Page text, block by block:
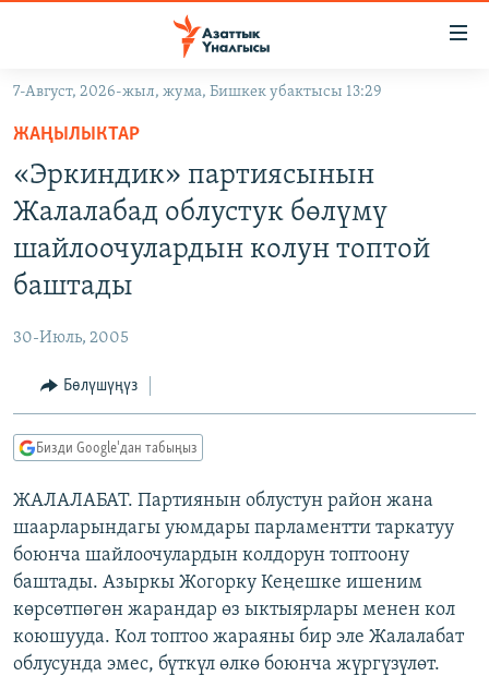
Навигацияга
өтүңүз
Издөөгө
салыңызКЫРГЫЗСТАН
САЯСАТ
ДҮЙНӨ
ДҮЙНӨ
УКРАИНА
АТАЙЫН ИЛИКТӨӨ
ЭКСПЕРТТЕР ТАЛДАЙТ
БИЗ ЖАНА ДҮЙНӨ
ЭЖЕ-СИҢДИЛЕР
АЗАТТЫК+
ЫҢГАЙСЫЗ СУРООЛОР
ПОДКАСТ
ӨЗГӨЧӨ ПИКИР
Русский
ОНЛАЙН ШЕРИНЕ
ЭЕ/АРнун бардык сайттары
7-Август, 2026-жыл, жума, Бишкек убактысы 13:29
ЖАҢЫЛЫКТАР
«Эркиндик» партиясынын
Жалалабад облустук бөлүмү
шайлоочулардын колун топтой
баштады
30-Июль, 2005
Бөлүшүңүз
Бизди Google'дан табыңыз
ЖАЛАЛАБАТ. Партиянын облустун район жана
шаарларындагы уюмдары парламентти таркатуу
боюнча шайлоочулардын колдорун топтоону
баштады. Азыркы Жогорку Кеңешке ишеним
көрсөтпөгөн жарандар өз ыктыярлары менен кол
коюшууда. Кол топтоо жараяны бир эле Жалалабат
облусунда эмес, бүткүл өлкө боюнча жүргүзүлөт.